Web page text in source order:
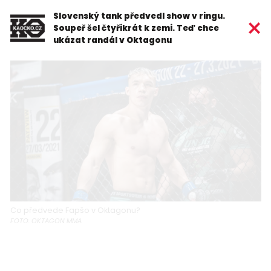
Slovenský tank předvedl show v ringu.
Soupeř šel čtyřikrát k zemi. Teď chce
ukázat randál v Oktagonu